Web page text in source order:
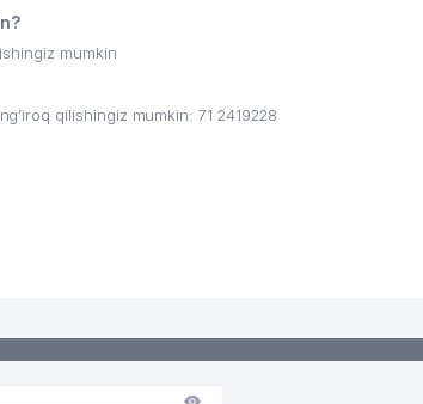
mumkin
qilishingiz mumkin: 71 2419228